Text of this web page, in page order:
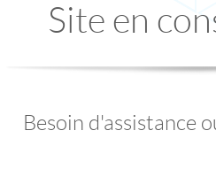
Site en
Besoin d'assistance